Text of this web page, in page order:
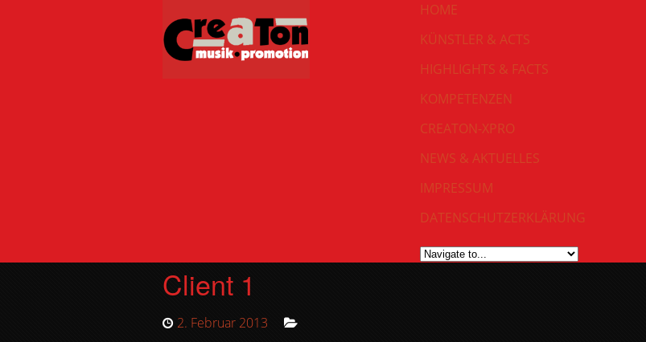
HOME
KÜNSTLER & ACTS
HIGHLIGHTS & FACTS
KOMPETENZEN
CREATON-XPRO
NEWS & AKTUELLES
IMPRESSUM
DATENSCHUTZERKLÄRUNG
Client 1
2. Februar 2013